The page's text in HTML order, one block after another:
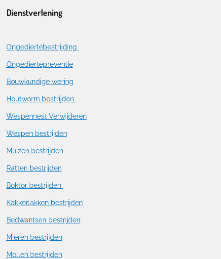
Dienstverlening
Ongediertebestrijding
Ongediertepreventie
Bouwkundige wering
Houtworm bestrijden
Wespennest Verwijderen
Wespen bestrijden
Muizen bestrijden
Ratten bestrijden
Boktor bestrijden
Kakkerlakken bestrijden
Bedwantsen bestrijden
Mieren bestrijden
Mollen bestrijden